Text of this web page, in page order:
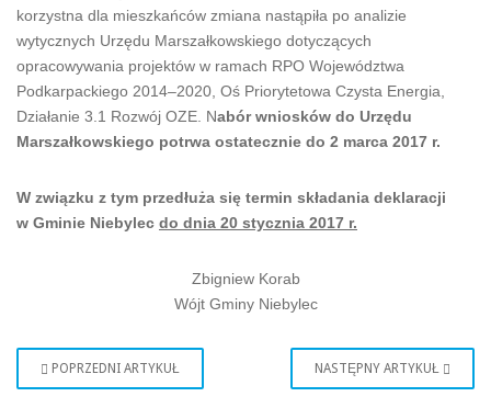
korzystna dla mieszkańców zmiana nastąpiła po analizie
wytycznych Urzędu Marszałkowskiego dotyczących
opracowywania projektów w ramach RPO Województwa
Podkarpackiego 2014–2020, Oś Priorytetowa Czysta Energia,
Działanie 3.1 Rozwój OZE. Nabór wniosków do Urzędu
Marszałkowskiego potrwa ostatecznie do 2 marca 2017 r.
W związku z tym przedłuża się termin składania deklaracji
w Gminie Niebylec do dnia 20 stycznia 2017 r.
Zbigniew Korab
Wójt Gminy Niebylec
POPRZEDNI ARTYKUŁ NASTĘPNY ARTYKUŁ